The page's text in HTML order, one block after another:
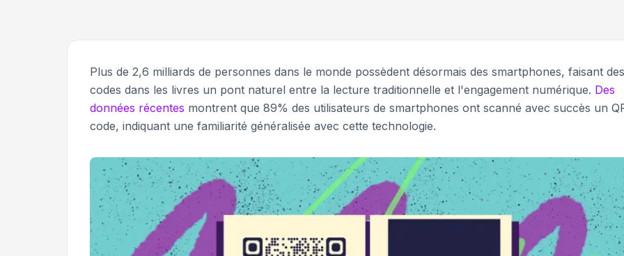
Plus de 2,6 milliards de personnes dans le monde possèdent désormais des smartphones, faisant
codes dans les livres un pont naturel entre la lecture traditionnelle et l'engagement numérique. Des
données récentes montrent que 89% des utilisateurs de smartphones ont scanné avec succès un
code, indiquant une familiarité généralisée avec cette technologie.